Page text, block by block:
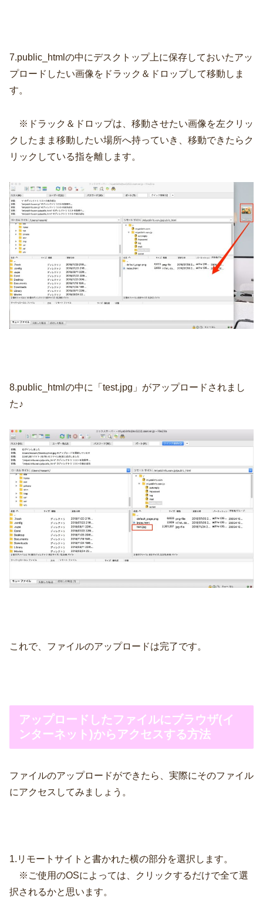
7.public_htmlの中にデスクトップ上に保存しておいたアッ
プロードしたい画像をドラック＆ドロップして移動しま
す。
※ドラック＆ドロップは、移動させたい画像を左クリッ
クしたまま移動したい場所へ持っていき、移動できたらク
リックしている指を離します。
8.public_htmlの中に「test.jpg」がアップロードされまし
た♪
これで、ファイルのアップロードは完了です。
アップロードしたファイルにブラウザ(イ
ンターネット)からアクセスする方法
ファイルのアップロードができたら、実際にそのファイル
にアクセスしてみましょう。
1.リモートサイトと書かれた横の部分を選択します。
※ご使用のOSによっては、クリックするだけで全て選
択されるかと思います。